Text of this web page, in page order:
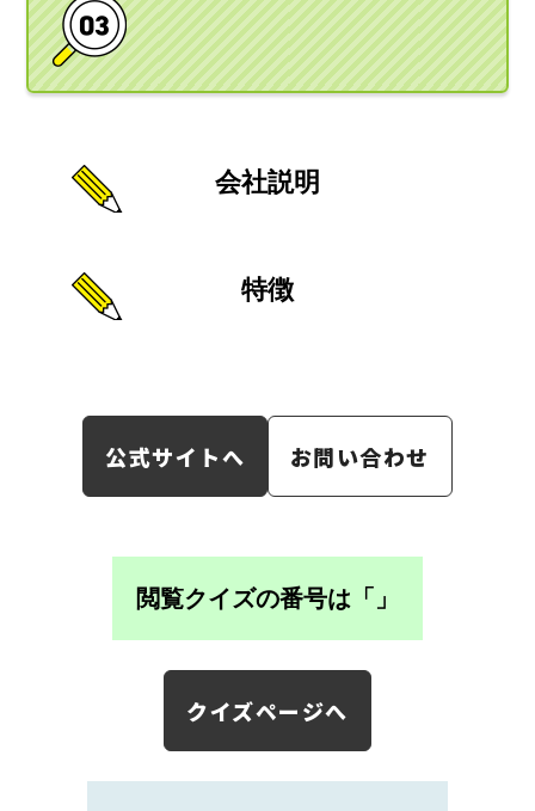
会社説明
特徴
公式サイトへ お問い合わせ
閲覧クイズの番号は「 」
クイズページへ